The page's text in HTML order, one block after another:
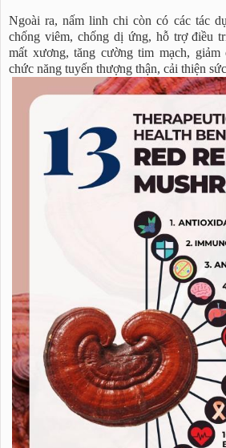
Ngoài ra, nấm linh chi còn có các tác
chống viêm, chống dị ứng, hỗ trợ điều
mất xương, tăng cường tim mạch, giảm
chức năng tuyến thượng thận, cải thiện